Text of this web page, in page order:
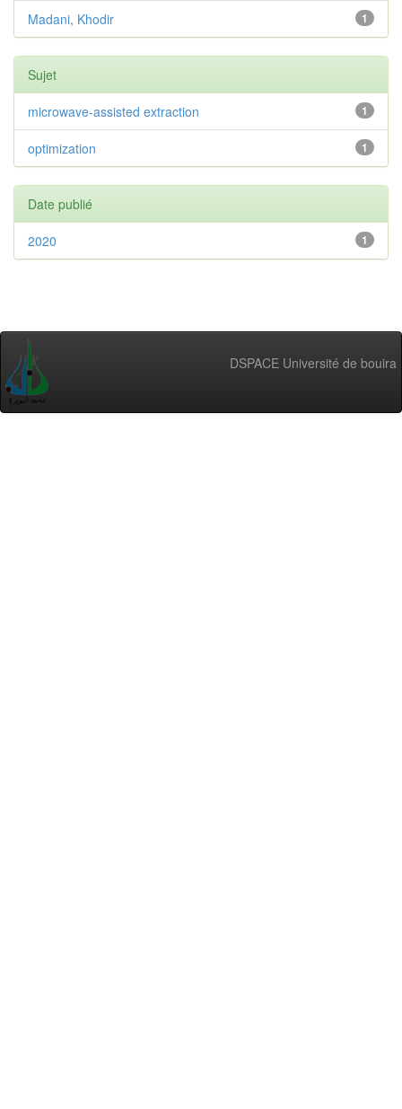
1
Madani, Khodir
Sujet
1
microwave-assisted extraction
1
optimization
Date publié
1
2020
DSPACE Université de bouira